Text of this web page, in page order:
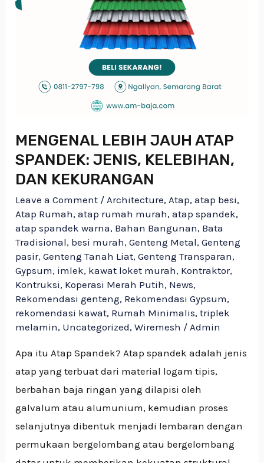
MENGENAL LEBIH JAUH ATAP
SPANDEK: JENIS, KELEBIHAN,
DAN KEKURANGAN
Leave a Comment / Architecture, Atap,atap besi,
Atap Rumah,atap rumah murah,atap spandek,
atap spandek warna, Bahan Bangunan, Bata
Tradisional, besi murah,Genteng Metal,Genteng
pasir,Genteng Tanah Liat,Genteng Transparan,
Gypsum, imlek, kawat loket murah, Kontraktor,
Kontruksi, Koperasi Merah Putih, News,
Rekomendasi genteng, Rekomendasi Gypsum,
rekomendasi kawat, Rumah Minimalis,triplek
melamin, Uncategorized,Wiremesh / Admin
Apa itu Atap Spandek? Atap spandek adalah jenis
atap yang terbuat dari material logam tipis,
berbahan baja ringan yang dilapisi oleh
galvalum atau alumunium, kemudian proses
selanjutnya dibentuk menjadi lembaran dengan
permukaan bergelombang atau bergelombang